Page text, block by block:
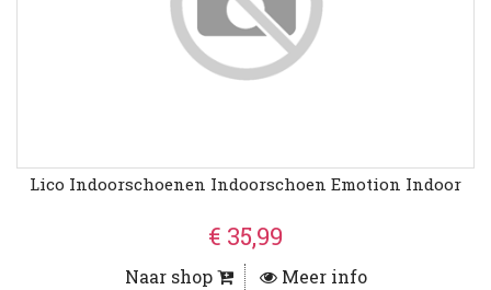
Lico Indoorschoenen Indoorschoen Emotion Indoor
€ 35,99
Naar shop Meer info